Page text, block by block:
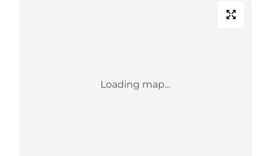
Loading map...